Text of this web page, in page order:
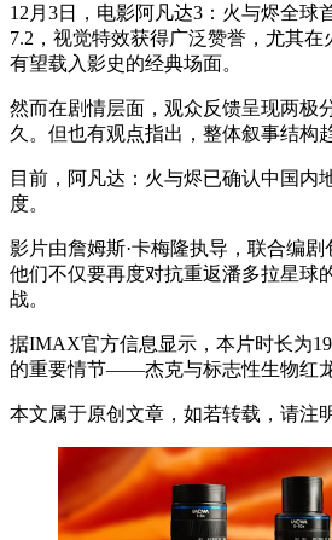
12月3日，电影阿凡达3：火与烬全球
7.2，视觉特效获得广泛赞誉，尤其
有望载入影史的经典场面。
然而在剧情层面，观众反馈呈现两极
久。但也有观点指出，整体叙事结构
目前，阿凡达：火与烬已确认中国内
度。
影片由詹姆斯·卡梅隆执导，联合编剧
他们不仅要再度对抗重返潘多拉星球
战。
据IMAX官方信息显示，本片时长为
的重要情节——杰克与标志性生物红
本文属于原创文章，如若转载，请注